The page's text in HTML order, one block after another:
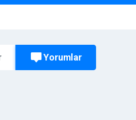
Yorumlar